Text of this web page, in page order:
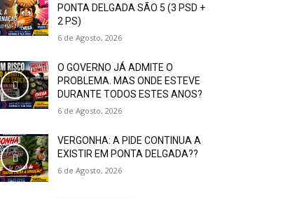
PONTA DELGADA SÃO 5 (3 PSD +
2 PS)
6 de Agosto, 2026
O GOVERNO JÁ ADMITE O
PROBLEMA. MAS ONDE ESTEVE
DURANTE TODOS ESTES ANOS?
6 de Agosto, 2026
VERGONHA: A PIDE CONTINUA A
EXISTIR EM PONTA DELGADA??
6 de Agosto, 2026